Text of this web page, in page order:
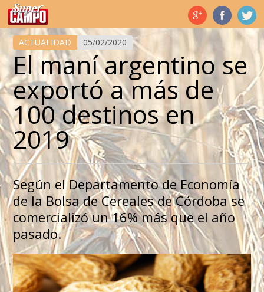
Temas de hoy
ACTUALIDAD 05/02/2020
El maní argentino se
exportó a más de
100 destinos en
2019
Según el Departamento de Economía
de la Bolsa de Cereales de Córdoba se
comercializó un 16% más que el año
pasado.